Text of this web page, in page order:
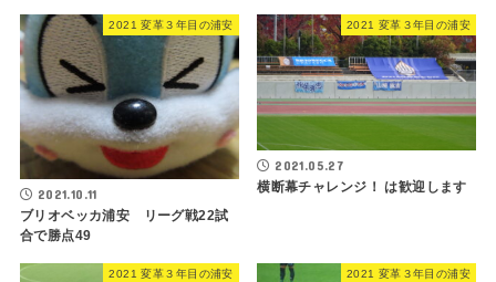
2021 変革３年目の浦安
2021.10.11
ブリオベッカ浦安 リーグ戦22試
合で勝点49
2021 変革３年目の浦安
2021.05.27
横断幕チャレンジ！ は歓迎します
2021 変革３年目の浦安 2021 変革３年目の浦安